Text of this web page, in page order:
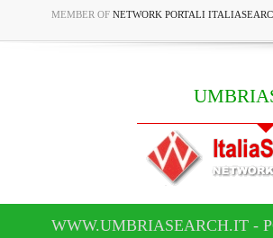
MEMBER OF NETWORK PORTALI
WWW.UMBRIASEARCH.IT -